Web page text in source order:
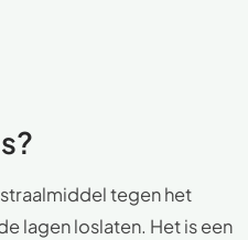
tegen het
lagen loslaten. Het is een